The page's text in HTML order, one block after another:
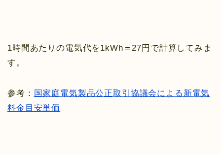
1時間あたりの電気代を1kWh＝27円で計算してみま
す。
参考： 国家庭電気製品公正取引協議会による新電気
料金目安単価